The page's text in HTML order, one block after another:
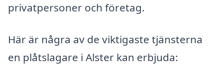
privatpersoner och företag.
Här är några av de viktigaste tjänsterna
en plåtslagare i Alster kan erbjuda: